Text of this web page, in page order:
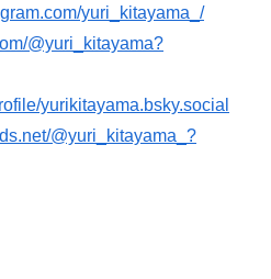
yuri_kitayama_/
@yuri_kitayama?
yurikitayama.bsky.social
@yuri_kitayama_?